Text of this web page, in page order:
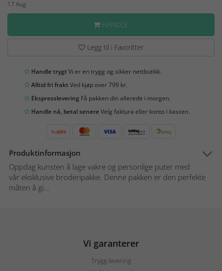
17 Aug
HANDLE
Legg til i Favoritter
Handle trygtVi er en trygg og sikker nettbutikk.
Alltid fri fraktVed kjøp over 799 kr.
Ekspresslevering Få pakken din allerede i morgen.
Handle nå, betal senereVelg faktura eller konto i kassen.
Produktinformasjon
Oppdag kunsten å lage vakre og personlige puter med
vår eksklusive broderipakke. Denne pakken er den perfekte
måten å gi...
Vi garanterer
Trygg levering